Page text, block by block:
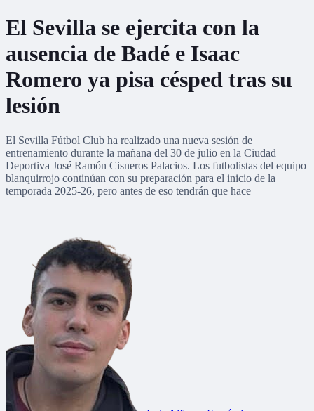
El Sevilla se ejercita con la
ausencia de Badé e Isaac
Romero ya pisa césped tras su
lesión
El Sevilla Fútbol Club ha realizado una nueva sesión de
entrenamiento durante la mañana del 30 de julio en la Ciudad
Deportiva José Ramón Cisneros Palacios. Los futbolistas del equipo
blanquirrojo continúan con su preparación para el inicio de la
temporada 2025-26, pero antes de eso tendrán que hace